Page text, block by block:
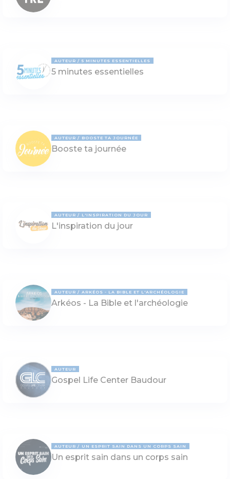
AUTEUR 5 MINUTES ESSENTIELLES
5 minutes essentielles
AUTEUR BOOSTE TA JOURNÉE
Booste ta journée
AUTEUR L'INSPIRATION DU JOUR
L'inspiration du jour
AUTEUR ARKÉOS - LA BIBLE ET L'ARCHÉOLOGIE
Arkéos - La Bible et l'archéologie
AUTEUR
Gospel Life Center Baudour
AUTEUR UN ESPRIT SAIN DANS UN CORPS SAIN
Un esprit sain dans un corps sain